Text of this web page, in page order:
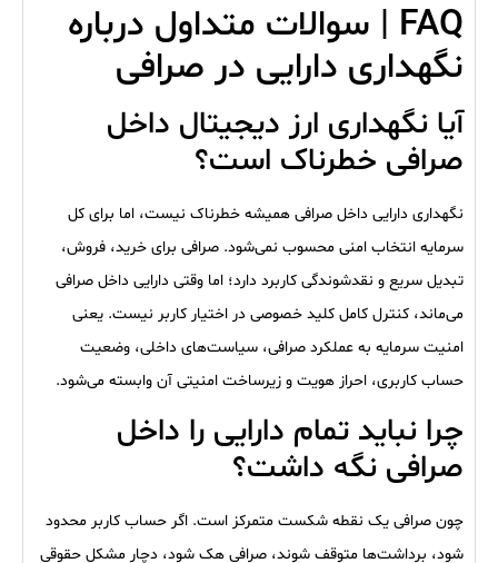
FAQ | سوالات متداول درباره
نگهداری دارایی در صرافی
آیا نگهداری ارز دیجیتال داخل
صرافی خطرناک است؟
نگهداری دارایی داخل صرافی همیشه خطرناک نیست، اما برای کل
سرمایه انتخاب امنی محسوب نمی‌شود. صرافی برای خرید، فروش،
تبدیل سریع و نقدشوندگی کاربرد دارد؛ اما وقتی دارایی داخل صرافی
می‌ماند، کنترل کامل کلید خصوصی در اختیار کاربر نیست. یعنی
امنیت سرمایه به عملکرد صرافی، سیاست‌های داخلی، وضعیت
حساب کاربری، احراز هویت و زیرساخت امنیتی آن وابسته می‌شود.
چرا نباید تمام دارایی را داخل
صرافی نگه داشت؟
چون صرافی یک نقطه شکست متمرکز است. اگر حساب کاربر محدود
شود، برداشت‌ها متوقف شوند، صرافی هک شود، دچار مشکل حقوقی